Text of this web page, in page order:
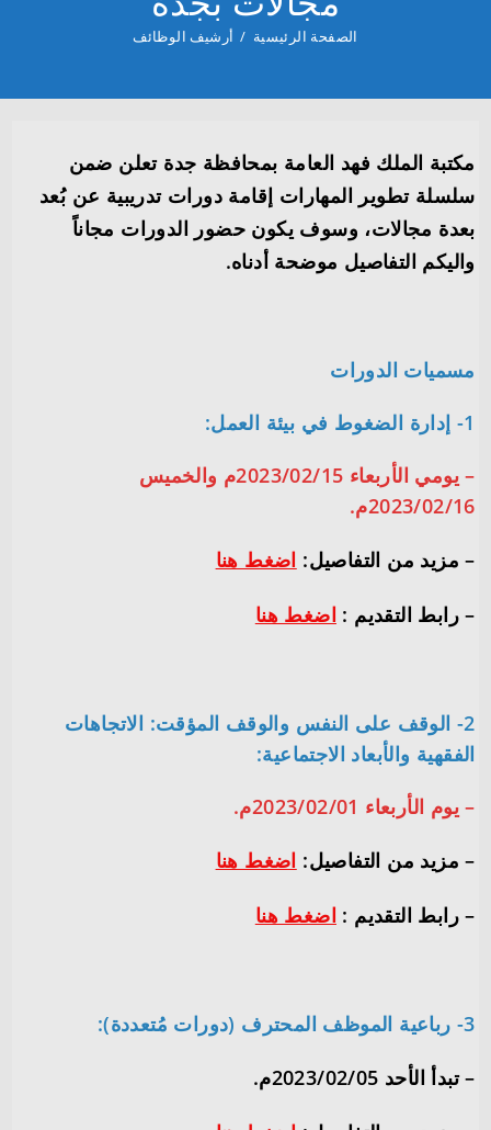
الصفحة الرئيسية / أرشيف الوظائف
مكتبة الملك فهد العامة بمحافظة جدة تعلن ضمن
سلسلة تطوير المهارات إقامة دورات تدريبية عن بُعد
بعدة مجالات، وسوف يكون حضور الدورات مجاناً
واليكم التفاصيل موضحة أدناه.
مسميات الدورات
1- إدارة الضغوط في بيئة العمل:
– يومي الأربعاء 2023/02/15م والخميس
2023/02/16م.
– مزيد من التفاصيل: اضغط هنا
– رابط التقديم : اضغط هنا
2- الوقف على النفس والوقف المؤقت: الاتجاهات
الفقهية والأبعاد الاجتماعية:
– يوم الأربعاء 2023/02/01م.
– مزيد من التفاصيل: اضغط هنا
– رابط التقديم : اضغط هنا
3- رباعية الموظف المحترف (دورات مُتعددة):
– تبدأ الأحد 2023/02/05م.